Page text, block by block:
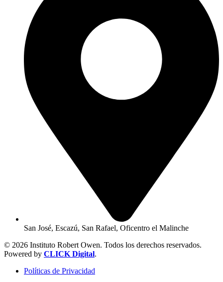
San José, Escazú, San Rafael, Oficentro el Malinche
© 2026 Instituto Robert Owen. Todos los derechos reservados.
Powered by CLICK Digital.
Políticas de Privacidad